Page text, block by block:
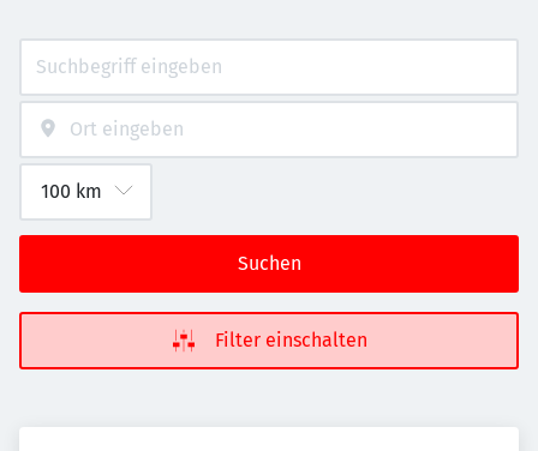
Suchen
Filter einschalten